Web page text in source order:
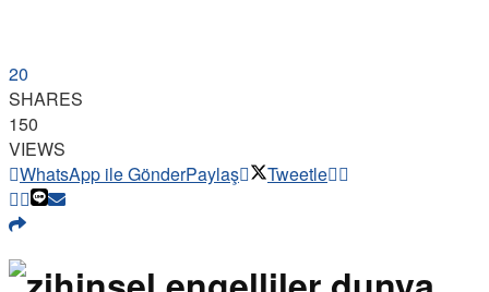
20
SHARES
150
VIEWS
WhatsApp ile GönderPaylaş Tweetle